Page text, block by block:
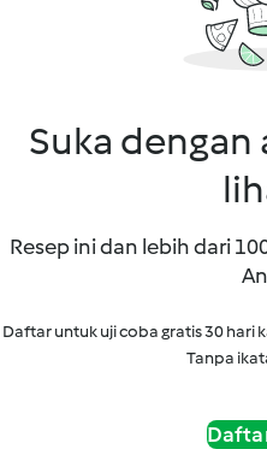
Suka dengan
Resep ini dan lebih dari
Daftar untuk uji coba gratis 30
Tanpa